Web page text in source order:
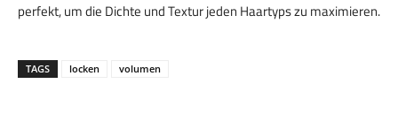
perfekt, um die Dichte und Textur jeden Haartyps zu maximieren.
TAGS locken volumen